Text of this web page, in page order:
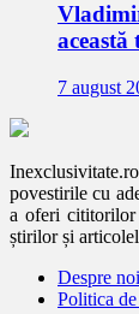
7 august
povestirile cu
a oferi cititorilor
știrilor și
Despre noi
Politica